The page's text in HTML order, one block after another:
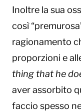
Inoltre la sua
così
ragionamento
proporzioni e
thing that he
aver assorbito
faccio spesso